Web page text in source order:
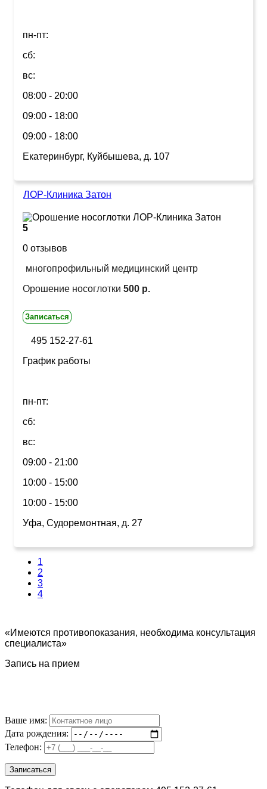
пн-пт:
сб:
вс:
08:00 - 20:00
09:00 - 18:00
09:00 - 18:00
Екатеринбург, Куйбышева, д. 107
ЛОР-Клиника Затон
5
0 отзывов
многопрофильный медицинский центр
Орошение носоглотки 500 р.
Записаться
495 152-27-61
График работы
пн-пт:
сб:
вс:
09:00 - 21:00
10:00 - 15:00
10:00 - 15:00
Уфа, Судоремонтная, д. 27
1
2
3
4
«Имеются противопоказания, необходима консультация
специалиста»
Запись на прием
Ваше имя:
Дата рождения:
Телефон: